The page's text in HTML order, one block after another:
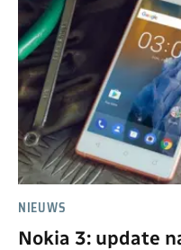
NIEUWS
Nokia 3: update